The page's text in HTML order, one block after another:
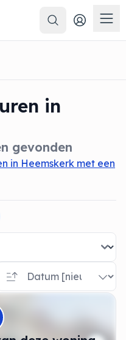
Zoeken
in
gevonden
in Heemskerk met een
openen